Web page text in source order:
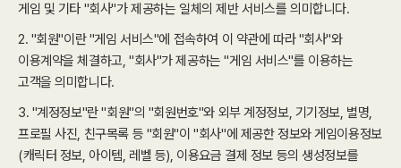
게임 및 기타 "회사"가 제공하는 일체의 제반 서비스를 의미합니다.
2. "회원"이란 "게임 서비스"에 접속하여 이 약관에 따라 "회사"와
이용계약을 체결하고, "회사"가 제공하는 "게임 서비스"를 이용하는
고객을 의미합니다.
3. "계정정보"란 "회원"의 "회원번호"와 외부 계정정보, 기기정보, 별명,
프로필 사진, 친구목록 등 "회원"이 "회사"에 제공한 정보와 게임이용정보
(캐릭터 정보, 아이템, 레벨 등), 이용요금 결제 정보 등의 생성정보를